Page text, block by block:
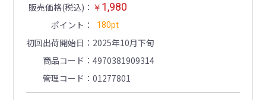
販売価格(税込) ￥ 1,980
ポイント 180pt
初回出荷開始日
2025年10月下旬
商品コード
4970381909314
管理コード
01277801